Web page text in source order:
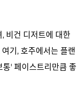
비건 디저트에 대한
호주에서는 플랜
페이스트리만큼 좋